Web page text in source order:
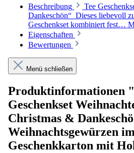
Beschreibung
Tee
Dankeschön“ Dieses liebevoll
Geschenkset kombiniert fest…
Eigenschaften
Bewertungen
Menü schließen
Produktinformationen
Geschenkset
Christmas &
Weihnachtsgewürzen
Geschenkkarton mit